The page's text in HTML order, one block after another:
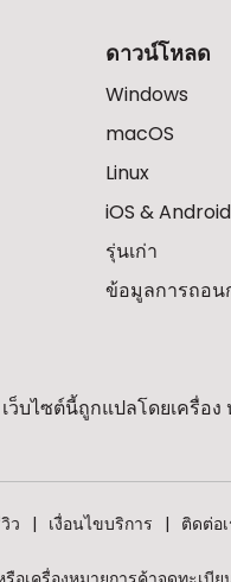
ดาวน์โหลด
Windows
macOS
Linux
iOS & Android
รุ่นเก่า
ข้อมูลการถอน
เว็บไซต์นี้ถูกแปลโดยเครื่อ
ว เงื่อนไขบริการ ติดต่อ